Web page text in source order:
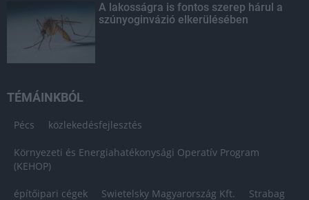
A lakosságra is fontos szerep hárul a
szúnyoginvázió elkerülésében
TÉMÁINKBÓL
Pécs közlekedésfejlesztés
Környezeti és Energiahatékonysági Operatív Program
(KEHOP)
építőipari cégek Swietelsky Magyarország Kft. Strabag